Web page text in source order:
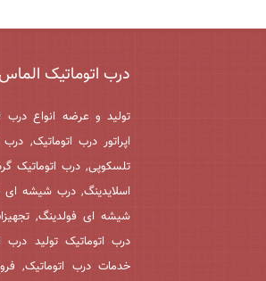
درب اتوماتیک
تولید و عرضه انواع درب
اپراتور درب اتوماتیک, درب
تلسکوپی, درب اتوماتیک
اسلایدینگ, درب شیشه
شیشه ای فولدینگ,
درب اتوماتیک تولید درب
خدمات درب اتوماتیک,